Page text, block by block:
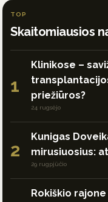
TOP
Skaitomiausios
1
Klinikose –
priežiūros?
24 rugsėjo
2
Kunigas
mirusiuosius:
29 rugpjūčio
Rokiškio